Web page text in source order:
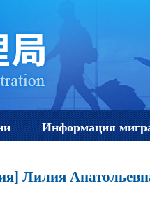
Информация
Лилия